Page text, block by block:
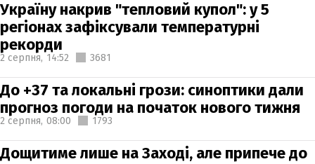
Україну накрив "тепловий купол": у 5
регіонах зафіксували температурні
рекорди
2 серпня, 14:52 3681
До +37 та локальні грози: синоптики дали
прогноз погоди на початок нового тижня
2 серпня, 08:00 1793
Дощитиме лише на Заході, але припече до